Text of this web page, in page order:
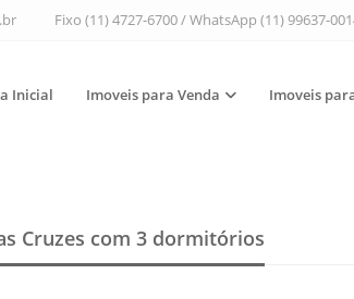
Fixo (11) 4727-6700 / WhatsApp (11) 99637-
Inicial Imoveis para Venda Imoveis
Cruzes com 3 dormitórios